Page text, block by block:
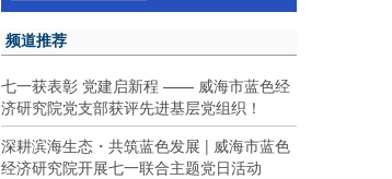
频道推荐
七一获表彰 党建启新程 —— 威海市蓝色经
济研究院党支部获评先进基层党组织！
深耕滨海生态・共筑蓝色发展 | 威海市蓝色
经济研究院开展七一联合主题党日活动